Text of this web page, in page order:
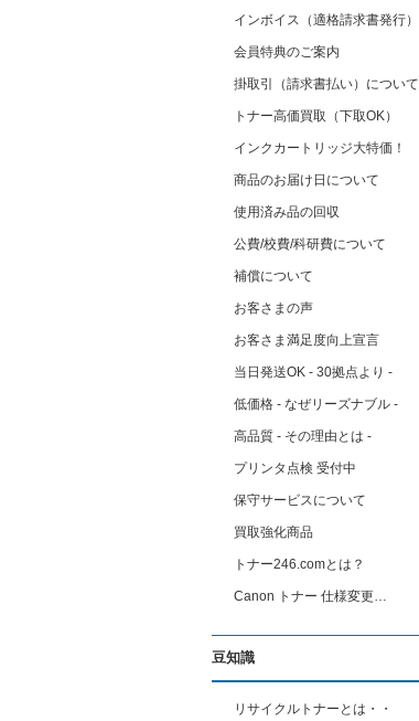
インボイス（適格請求書発行）
会員特典のご案内
掛取引（請求書払い）について
トナー高価買取（下取OK）
インクカートリッジ大特価！
商品のお届け日について
使用済み品の回収
公費/校費/科研費について
補償について
お客さまの声
お客さま満足度向上宣言
当日発送OK - 30拠点より -
低価格 - なぜリーズナブル -
高品質 - その理由とは -
プリンタ点検 受付中
保守サービスについて
買取強化商品
トナー246.comとは？
Canon トナー 仕様変更…
豆知識
リサイクルトナーとは・・